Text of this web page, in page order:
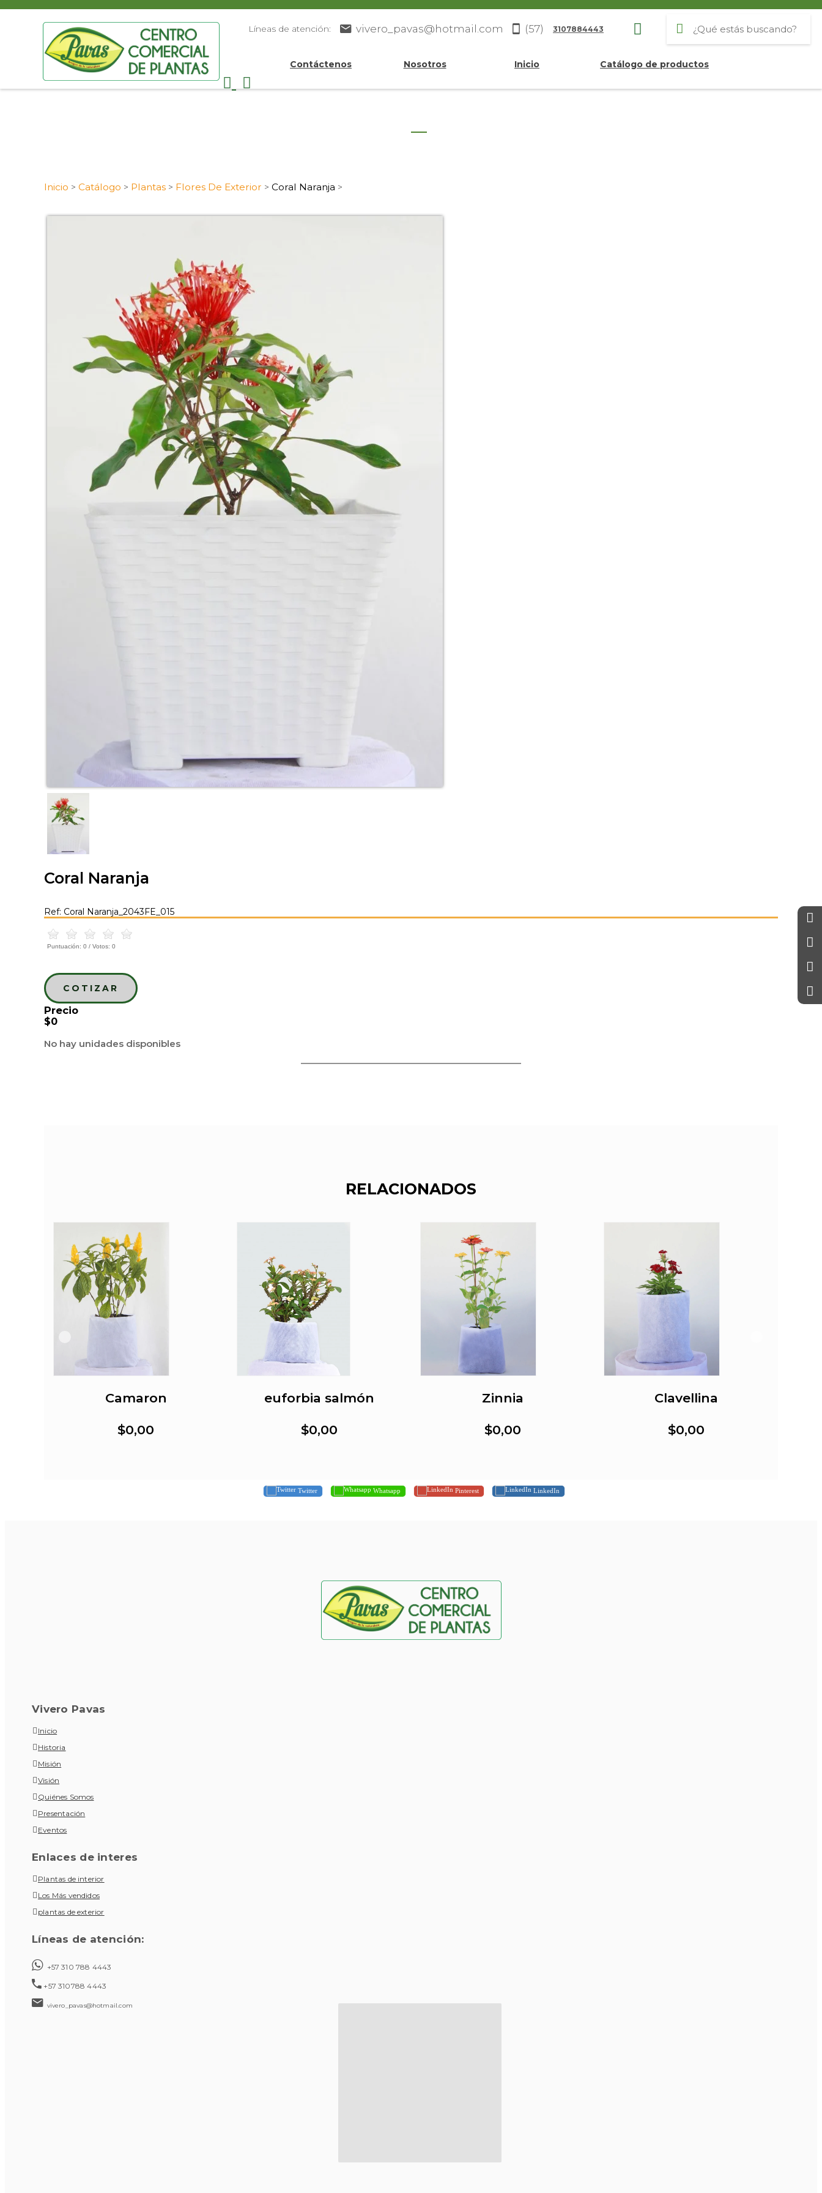
Líneas de atención: vivero_pavas@hotmail.com (57) 3107884443
Contáctenos Nosotros Inicio Catálogo de productos
Inicio > Catálogo > Plantas > Flores De Exterior > Coral Naranja >
Coral Naranja
Ref: Coral Naranja_2043FE_015
Puntuación: 0 / Votos: 0
COTIZAR
Precio
$0
No hay unidades disponibles
RELACIONADOS
Camaron
$0,00
euforbia salmón
$0,00
Zinnia
$0,00
Clavellina
$0,00
Twitter Whatsapp Pinterest LinkedIn
Vivero Pavas
Inicio
Historia
Misión
Visión
Quiénes Somos
Presentación
Eventos
Enlaces de interes
Plantas de interior
Los Más vendidos
plantas de exterior
Líneas de atención:
+57 310 788 4443
+57 310788 4443
vivero_pavas@hotmail.com